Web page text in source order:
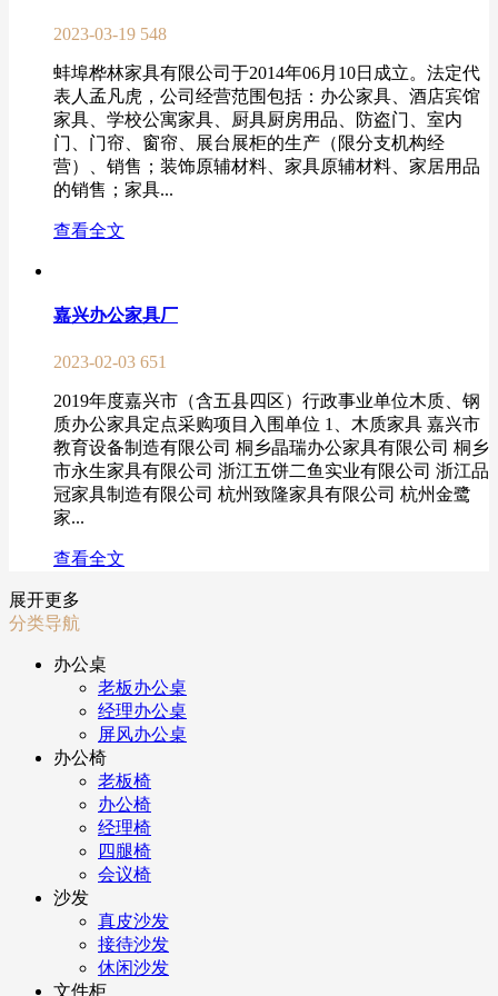
2023-03-19 548
蚌埠桦林家具有限公司于2014年06月10日成立。法定代
表人孟凡虎，公司经营范围包括：办公家具、酒店宾馆
家具、学校公寓家具、厨具厨房用品、防盗门、室内
门、门帘、窗帘、展台展柜的生产（限分支机构经
营）、销售；装饰原辅材料、家具原辅材料、家居用品
的销售；家具...
查看全文
嘉兴办公家具厂
2023-02-03 651
2019年度嘉兴市（含五县四区）行政事业单位木质、钢
质办公家具定点采购项目入围单位 1、木质家具 嘉兴市
教育设备制造有限公司 桐乡晶瑞办公家具有限公司 桐乡
市永生家具有限公司 浙江五饼二鱼实业有限公司 浙江品
冠家具制造有限公司 杭州致隆家具有限公司 杭州金鹭
家...
查看全文
展开更多
分类导航
办公桌
老板办公桌
经理办公桌
屏风办公桌
办公椅
老板椅
办公椅
经理椅
四腿椅
会议椅
沙发
真皮沙发
接待沙发
休闲沙发
文件柜